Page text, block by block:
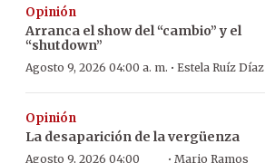
Opinión
Arranca el show del “cambio” y el
“shutdown”
Agosto 9, 2026 04:00 a. m. · Estela Ruíz Díaz
Opinión
La desaparición de la vergüenza
Agosto 9, 2026 04:00
Mario Ramos